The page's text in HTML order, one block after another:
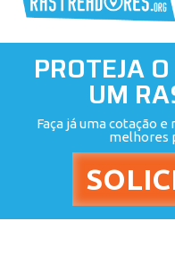
PROTEJA
UM
Faça já uma cotação
melhores